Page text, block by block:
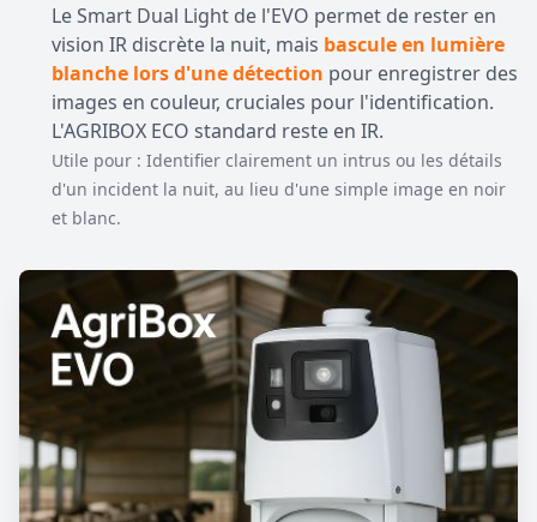
Le Smart Dual Light de l'EVO permet de rester en
vision IR discrète la nuit, mais bascule en lumière
blanche lors d'une détection pour enregistrer des
images en couleur, cruciales pour l'identification.
L'AGRIBOX ECO standard reste en IR.
Utile pour : Identifier clairement un intrus ou les détails
d'un incident la nuit, au lieu d'une simple image en noir
et blanc.